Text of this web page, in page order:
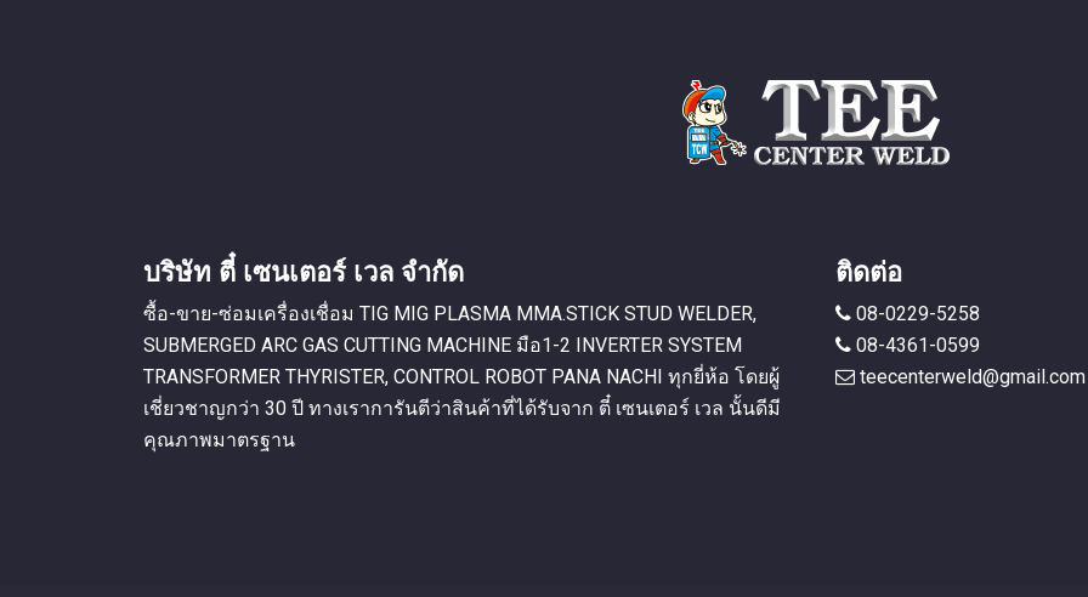
บริษัท ตี๋ เซนเตอร์ เวล จำกัด
ซื้อ-ขาย-ซ่อมเครื่องเชื่อม TIG MIG PLASMA MMA.STICK STUD WELDER,
SUBMERGED ARC GAS CUTTING MACHINE มือ1-2 INVERTER SYSTEM
TRANSFORMER THYRISTER, CONTROL ROBOT PANA NACHI ทุกยี่ห้อ โดยผู้
เชี่ยวชาญกว่า 30 ปี ทางเราการันตีว่าสินค้าที่ได้รับจาก ตี๋ เซนเตอร์ เวล นั้นดีมี
คุณภาพมาตรฐาน
ติดต่อ
08-0229-5258
08-4361-0599
teecenterweld@gmail.com